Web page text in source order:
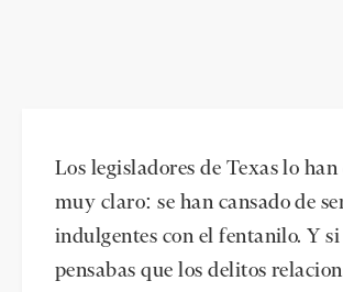
Los legisladores de Texas lo han
muy claro: se han cansado de
indulgentes con el fentanilo. Y si
pensabas que los delitos